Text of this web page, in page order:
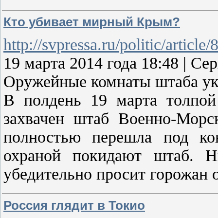
Кто убивает мирный Крым?
http://svpressa.ru/politic/article/
19 марта 2014 года 18:48 |
Оружейные комнаты штаба
В полдень 19 марта толпой
захвачен штаб Военно-
полностью перешла под
охраной покидают штаб.
убедительно просит горожан
Россия глядит в Токио